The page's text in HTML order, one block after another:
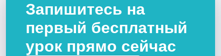
Запишитесь на
первый бесплатный
урок прямо сейчас